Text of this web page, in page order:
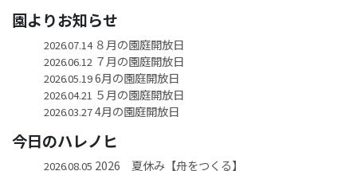
園よりお知らせ
2026.07.14８月の園庭開放日
2026.06.12 ７月の園庭開放日
2026.05.196月の園庭開放日
2026.04.21 ５月の園庭開放日
2026.03.274月の園庭開放日
今日のハレノヒ
2026.08.05 2026 夏休み【舟をつくる】